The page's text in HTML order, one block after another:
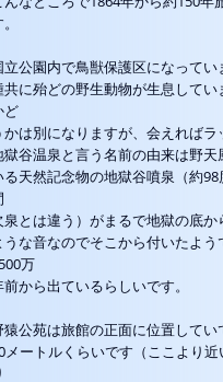
立公園内で鳥獣保護区になって
共に殆どの野生動物が生息してい
ど
かは別になりますが、会えればラ
獄谷温泉と言う名前の由来は野天
る天然記念物の地獄谷噴泉（約
泉とは違う）がまるで地獄の底か
うな音なのでそこから付いたよう
万
前から出ているらしいです。
猿公苑は旅館の正面に位置して
メートルくらいです（ここより